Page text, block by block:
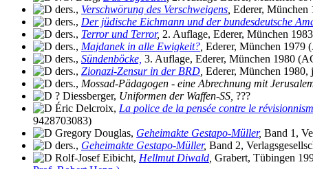
ders., Verschwörung des Verschweigens Ederer, München
ders., Der jüdische Eichmann und der bundesdeutsche
ders., Terror und Terror, 2. Auflage, Ederer, München
ders., Majdanek in alle Ewigkeit? Ederer, München 1979
ders., Sündenböcke, 3. Auflage, Ederer, München 1980
ders., Zionazi-Zensur in der BRD Ederer, München 1980,
ders., Mossad-Pädagogen - eine Abrechnung mit
? Diessberger, Uniformen der Waffen-SS, ???
Éric Delcroix, La police de la pensée contre le
9428703083)
Gregory Douglas, Geheimakte Gestapo-Müller, Band 1,
ders., Geheimakte Gestapo-Müller, Band 2,
Rolf-Josef Eibicht, Hellmut Diwald Grabert, Tübingen